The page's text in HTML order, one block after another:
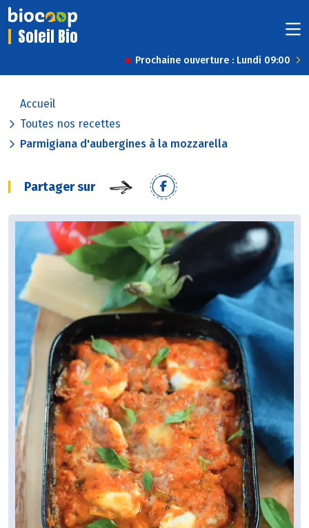
Soleil Bio
Prochaine ouverture : Lundi 09:00
Accueil
Toutes nos recettes
Parmigiana d'aubergines à la mozzarella
Partager sur